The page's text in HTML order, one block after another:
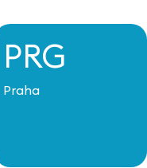
PRG
Praha